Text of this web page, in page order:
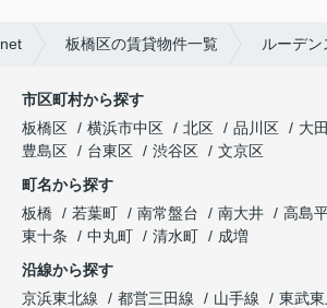
板橋区の賃貸物件一覧 ルーデ
市区町村から探す
板橋区
横浜市中区 北区 品川区 大
豊島区
台東区 渋谷区
文京区
町名から探す
板橋
若葉町 南常盤台 南大井 高島
東十条
中丸町 清水町
成増
沿線から探す
京浜東北線
都営三田線 山手線 東武